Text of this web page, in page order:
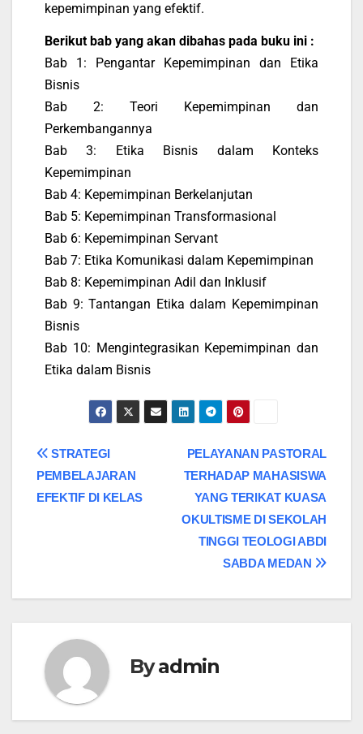
kepemimpinan yang efektif.
Berikut bab yang akan dibahas pada buku ini :
Bab 1: Pengantar Kepemimpinan dan Etika
Bisnis
Bab 2: Teori Kepemimpinan dan
Perkembangannya
Bab 3: Etika Bisnis dalam Konteks
Kepemimpinan
Bab 4: Kepemimpinan Berkelanjutan
Bab 5: Kepemimpinan Transformasional
Bab 6: Kepemimpinan Servant
Bab 7: Etika Komunikasi dalam Kepemimpinan
Bab 8: Kepemimpinan Adil dan Inklusif
Bab 9: Tantangan Etika dalam Kepemimpinan
Bisnis
Bab 10: Mengintegrasikan Kepemimpinan dan
Etika dalam Bisnis
PELAYANAN PASTORAL
TERHADAP MAHASISWA
YANG TERIKAT KUASA
OKULTISME DI SEKOLAH
TINGGI TEOLOGI ABDI
SABDA MEDAN
STRATEGI
PEMBELAJARAN
EFEKTIF DI KELAS
Byadmin